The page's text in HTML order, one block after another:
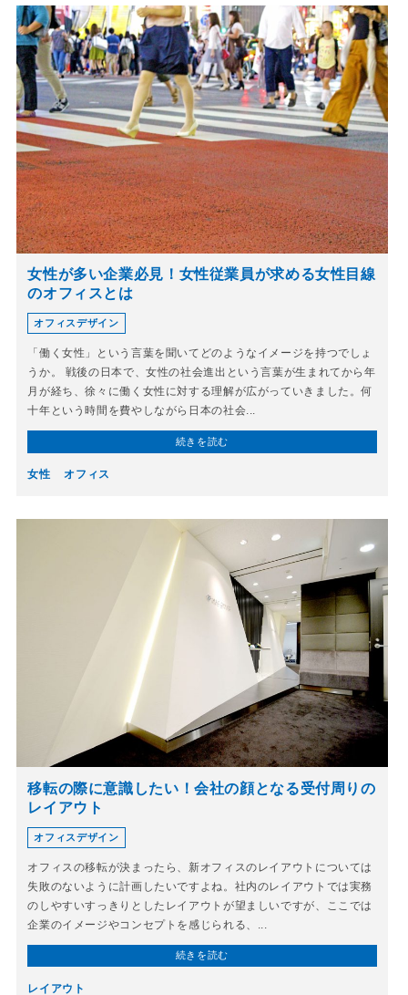
女性が多い企業必見！女性従業員が求める女性目線
のオフィスとは
オフィスデザイン
「働く女性」という言葉を聞いてどのようなイメージを持つでしょ
うか。 戦後の日本で、女性の社会進出という言葉が生まれてから年
月が経ち、徐々に働く女性に対する理解が広がっていきました。何
十年という時間を費やしながら日本の社会...
続きを読む
女性 オフィス
移転の際に意識したい！会社の顔となる受付周りの
レイアウト
オフィスデザイン
オフィスの移転が決まったら、新オフィスのレイアウトについては
失敗のないように計画したいですよね。社内のレイアウトでは実務
のしやすいすっきりとしたレイアウトが望ましいですが、ここでは
企業のイメージやコンセプトを感じられる、...
続きを読む
レイアウト